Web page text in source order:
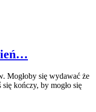
Mogłoby się wydawać że
kończy, by mogło się